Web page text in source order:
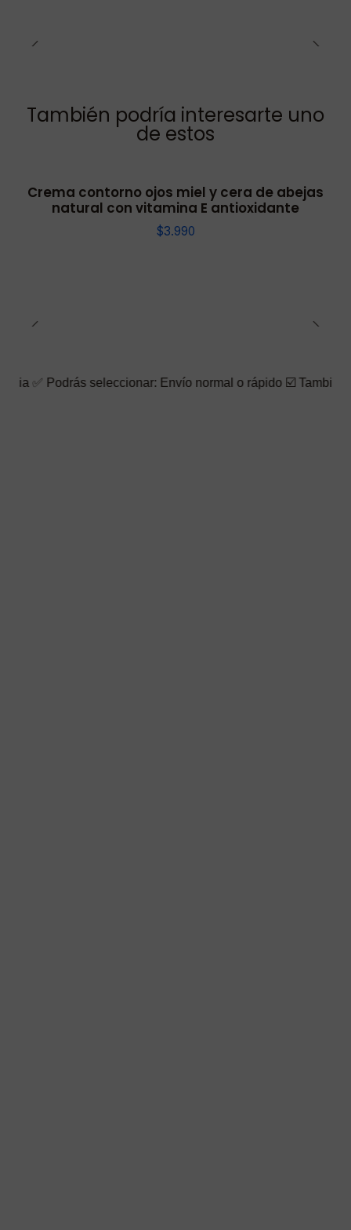
También podría interesarte uno
de estos
Crema contorno ojos miel y cera de abejas
natural con vitamina E antioxidante
$3.990
Envío normal o rápido ☑️ También puedes